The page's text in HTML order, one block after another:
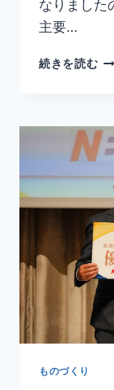
なりました
主要…
続きを読む
ものづくり